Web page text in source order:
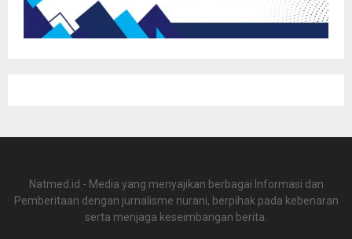
Natmed.id - Media yang menyajikan berbagai Informasi dan
Pemberitaan dengan jurnalisme nurani, berpihak pada kebenaran
serta menjaga keseimbangan berita.